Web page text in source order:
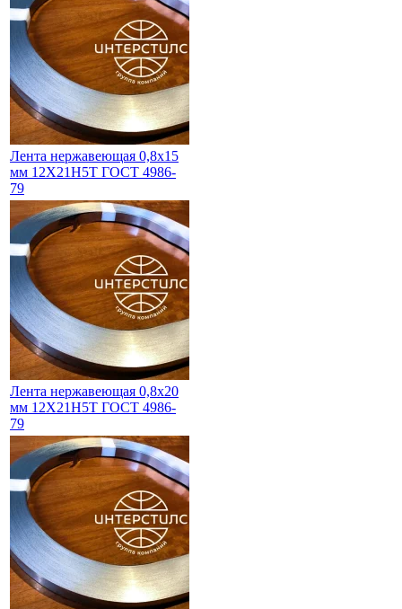
Лента нержавеющая 0,8х15
мм 12Х21Н5Т ГОСТ 4986-
79
Лента нержавеющая 0,8х20
мм 12Х21Н5Т ГОСТ 4986-
79